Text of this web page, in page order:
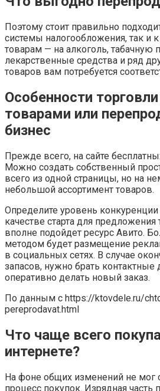
Поэтому стоит правильно
системы налогообложения, так и
товарам — на алкоголь, табачную
лекарственные средства и ряд
товаров вам потребуется
Особенности
товарами или
бизнес
Прежде всего, на сайте
Можно создать собственный
всего из одной страницы, но на
небольшой ассортимент товаров.
Определите уровень конкуренции
качестве старта для
вполне подойдет ресурс Авито.
методом будет размещение
в социальных сетях. В случае
запасов, нужно брать
оперативно делать новый заказ.
По данным с https://ktovdele.ru/
pereprodavat.html
Что чаще всего
интернете?
На фоне общих изменений не мог
процесс покупок. Изрядная часть